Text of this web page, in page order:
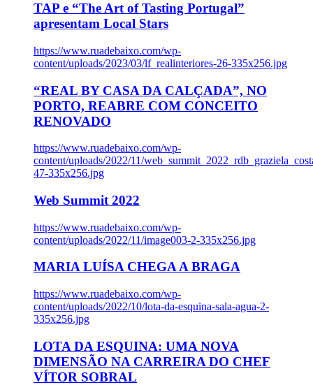
TAP e “The Art of Tasting Portugal”
apresentam Local Stars
https://www.ruadebaixo.com/wp-
content/uploads/2023/03/lf_realinteriores-26-335x256.jpg
“REAL BY CASA DA CALÇADA”, NO
PORTO, REABRE COM CONCEITO
RENOVADO
https://www.ruadebaixo.com/wp-
content/uploads/2022/11/
47-335x256.jpg
Web Summit 2022
https://www.ruadebaixo.com/wp-
content/uploads/2022/11/image003-2-335x256.jpg
MARIA LUÍSA CHEGA A BRAGA
https://www.ruadebaixo.com/wp-
content/uploads/2022/10/lota-da-esquina-sala-agua-2-
335x256.jpg
LOTA DA ESQUINA: UMA NOVA
DIMENSÃO NA CARREIRA DO CHEF
VÍTOR SOBRAL